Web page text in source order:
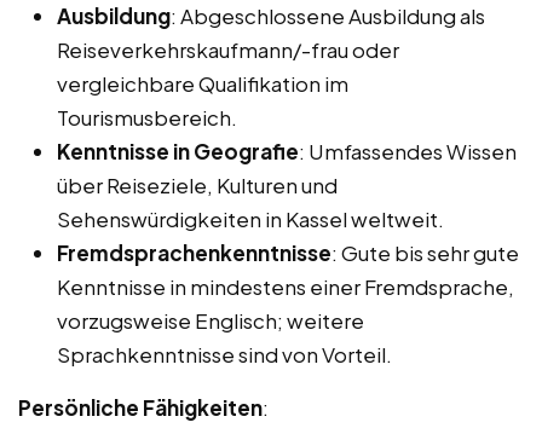
Ausbildung: Abgeschlossene Ausbildung als
Reiseverkehrskaufmann/-frau oder
vergleichbare Qualifikation im
Tourismusbereich.
Kenntnisse in Geografie: Umfassendes Wissen
über Reiseziele, Kulturen und
Sehenswürdigkeiten in Kassel weltweit.
Fremdsprachenkenntnisse: Gute bis sehr gute
Kenntnisse in mindestens einer Fremdsprache,
vorzugsweise Englisch; weitere
Sprachkenntnisse sind von Vorteil.
Persönliche Fähigkeiten: